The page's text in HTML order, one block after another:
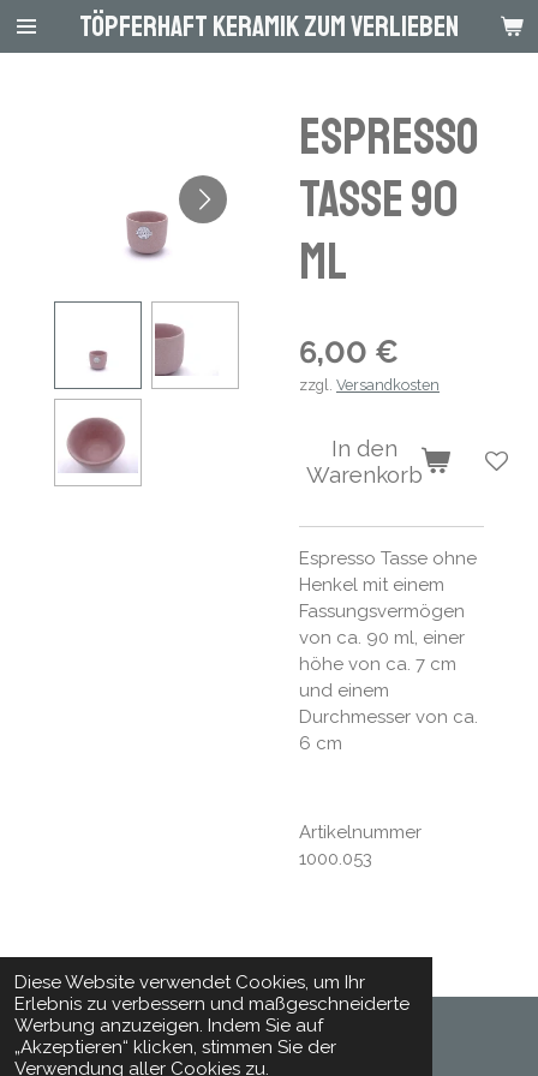
Diese Website verwendet Cookies, um Ihr
Erlebnis zu verbessern und maßgeschneiderte
Werbung anzuzeigen. Indem Sie auf
„Akzeptieren“ klicken, stimmen Sie der
Verwendung aller Cookies zu.
Zum
Hauptinhalt
Töpferhaft Keramik zum Verlieben
Espresso
Tasse 90
ml
6,00 €
zzgl. Versandkosten
In den
Warenkorb
Espresso Tasse ohne
Henkel mit einem
Fassungsvermögen
von ca. 90 ml, einer
höhe von ca. 7 cm
und einem
Durchmesser von ca.
6 cm
Artikelnummer
1000.053
© 2024 - 2026 Toepferhaft